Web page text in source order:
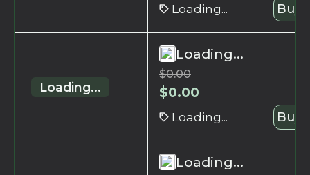
Loading... Buy
Loading...
Loading...
$0.00
$0.00
Loading... Buy
Loading...